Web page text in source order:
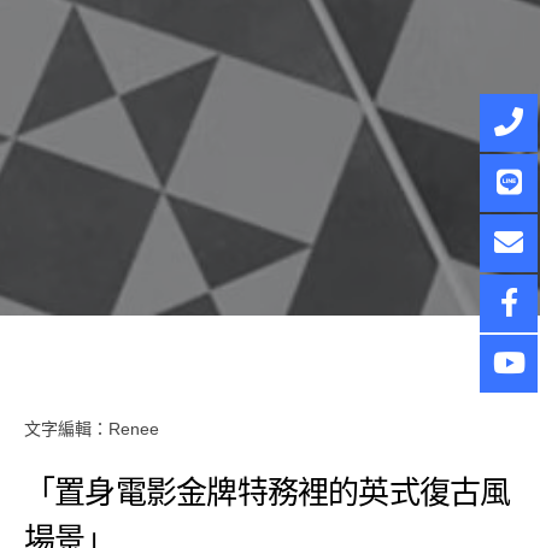
文字編輯：Renee
「置身電影金牌特務裡的英式復古風
場景」